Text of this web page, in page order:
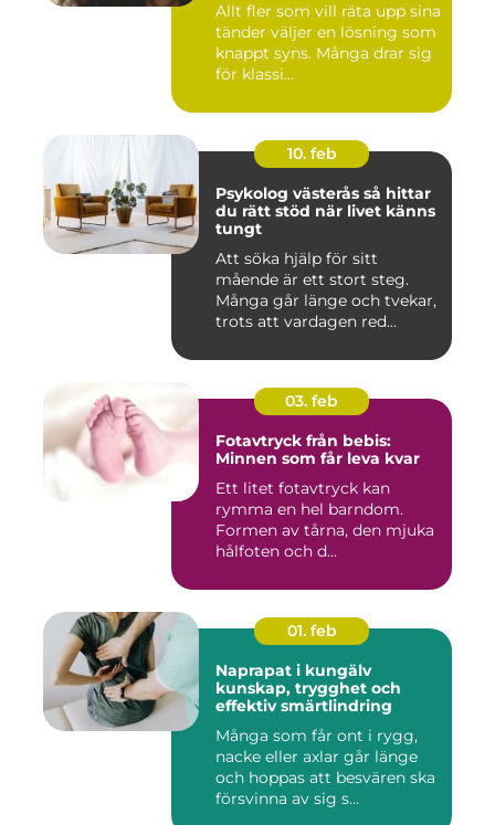
Allt fler som vill räta upp sina
tänder väljer en lösning som
knappt syns. Många drar sig
för klassi...
10. feb
Psykolog västerås så hittar
du rätt stöd när livet känns
tungt
Att söka hjälp för sitt
mående är ett stort steg.
Många går länge och tvekar,
trots att vardagen red...
03. feb
Fotavtryck från bebis:
Minnen som får leva kvar
Ett litet fotavtryck kan
rymma en hel barndom.
Formen av tårna, den mjuka
hålfoten och d...
01. feb
Naprapat i kungälv
kunskap, trygghet och
effektiv smärtlindring
Många som får ont i rygg,
nacke eller axlar går länge
och hoppas att besvären ska
försvinna av sig s...